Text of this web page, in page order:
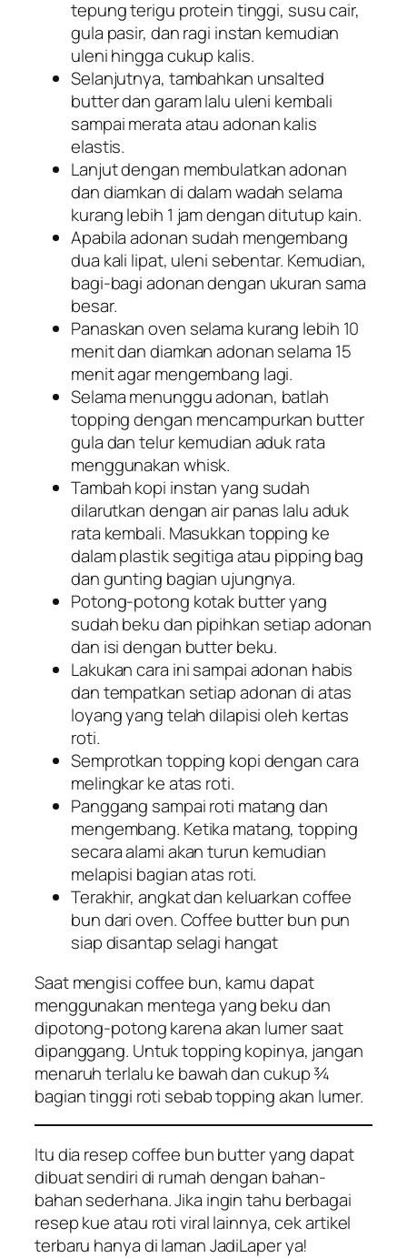
tepung terigu protein tinggi, susu cair,
gula pasir, dan ragi instan kemudian
uleni hingga cukup kalis.
Selanjutnya, tambahkan unsalted
butter dan garam lalu uleni kembali
sampai merata atau adonan kalis
elastis.
Lanjut dengan membulatkan adonan
dan diamkan di dalam wadah selama
kurang lebih 1 jam dengan ditutup kain.
Apabila adonan sudah mengembang
dua kali lipat, uleni sebentar. Kemudian,
bagi-bagi adonan dengan ukuran sama
besar.
Panaskan oven selama kurang lebih 10
menit dan diamkan adonan selama 15
menit agar mengembang lagi.
Selama menunggu adonan, batlah
topping dengan mencampurkan butter
gula dan telur kemudian aduk rata
menggunakan whisk.
Tambah kopi instan yang sudah
dilarutkan dengan air panas lalu aduk
rata kembali. Masukkantopping ke
dalam plastik segitiga atau pippingbag
dan gunting bagian ujungnya.
Potong-potong kotak butter yang
sudah beku dan pipihkan setiap adonan
dan isi dengan butter beku.
Lakukan cara ini sampai adonan habis
dan tempatkan setiap adonan di atas
loyang yang telah dilapisi oleh kertas
roti.
Semprotkan topping kopi dengan cara
melingkar ke atas roti.
Panggang sampai roti matang dan
mengembang. Ketika matang, topping
secara alami akan turun kemudian
melapisi bagian atas roti.
Terakhir, angkat dan keluarkan coffee
bun dari oven. Coffee butter bun pun
siap disantap selagi hangat
Saat mengisi coffee bun, kamu dapat
menggunakan mentega yang beku dan
dipotong-potong karena akan lumer saat
dipanggang. Untuk topping kopinya, jangan
menaruh terlalu ke bawah dan cukup ¾
bagian tinggi roti sebab topping akan lumer.
Itu dia resep coffee bun butter yang dapat
dibuat sendiri di rumah dengan bahan-
bahan sederhana. Jika ingin tahu berbagai
resep kue atau roti viral lainnya, cek artikel
terbaru hanya di laman JadiLaper ya!